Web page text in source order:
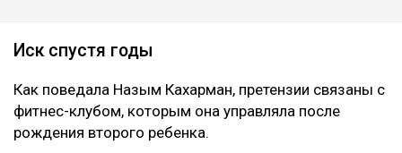
Иск спустя годы
Как поведала Назым Кахарман, претензии связаны с
фитнес-клубом, которым она управляла после
рождения второго ребенка.